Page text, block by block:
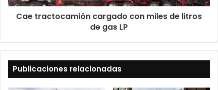
Cae tractocamión cargado con miles de litros
de gas LP
Publicaciones relacionadas